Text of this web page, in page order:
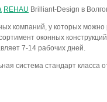
REHAU Brilliant-Design в
компаний, у которых
оконных
7-14 рабочих дней.
система стандарт